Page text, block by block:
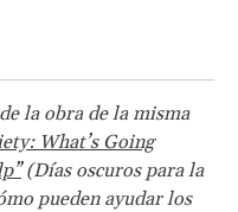
la obra de la misma
What’s Going
(Días oscuros para la
pueden ayudar los